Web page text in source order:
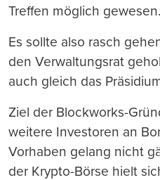
Treffen möglich gewesen.
Es sollte also rasch
den Verwaltungsrat
auch gleich das
Ziel der Blockworks-
weitere Investoren an
Vorhaben gelang nicht
der Krypto-Börse hielt